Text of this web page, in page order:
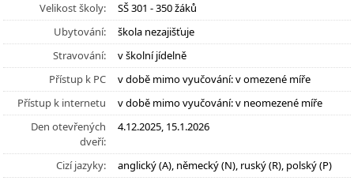
Velikost školy:
SŠ 301 - 350 žáků
Ubytování:
škola nezajišťuje
Stravování:
v školní jídelně
Přístup k PC
v době mimo vyučování: v omezené míře
Přístup k internetu
v době mimo vyučování: v neomezené míře
Den otevřených
dveří:
4.12.2025, 15.1.2026
Cizí jazyky:
anglický (A), německý (N), ruský (R), polský (P)